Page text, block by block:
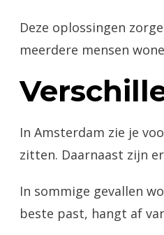
Deze oplossingen
meerdere mensen
In Amsterdam zie je
zitten. Daarnaast zijn
In sommige gevallen
beste past, hangt af